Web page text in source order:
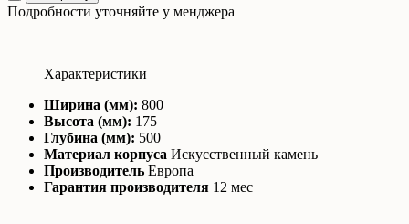
Подробности уточняйте у менджера
Характеристики
Ширина (мм): 800
Высота (мм): 175
Глубина (мм): 500
Материал корпуса Искусственный камень
Производитель Европа
Гарантия производителя 12 мес